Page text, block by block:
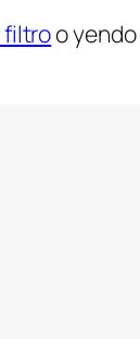
filtroo